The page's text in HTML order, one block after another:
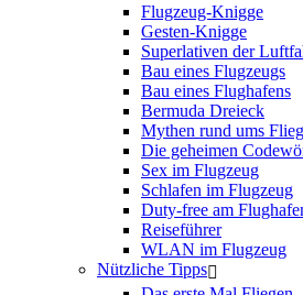
Flugzeug-Knigge
Gesten-Knigge
Superlativen der
Bau eines Flugzeugs
Bau eines Flughafens
Bermuda Dreieck
Mythen rund ums
Die geheimen
Sex im Flugzeug
Schlafen im Flugzeug
Duty-free am
Reiseführer
WLAN im Flugzeug
Nützliche Tipps